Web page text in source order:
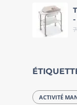
-
ACTIVITÉ